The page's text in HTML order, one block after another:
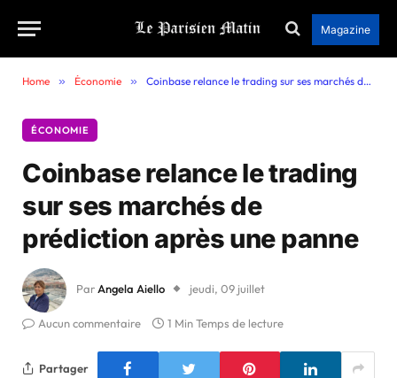
Magazine
Home » Économie » Coinbase relance le trading sur ses marchés de prédiction après une panne
ÉCONOMIE
Coinbase relance le trading
sur ses marchés de
prédiction après une panne
Par Angela Aiello jeudi, 09 juillet
Aucun commentaire 1 Min Temps de lecture
Partager